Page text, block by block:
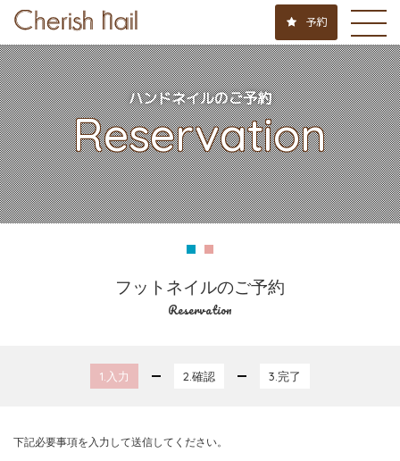
予約
ハンドネイルのご予約
Reservation
フットネイルのご予約
Reservation
1.入力 2.確認 3.完了
下記必要事項を入力して送信してください。